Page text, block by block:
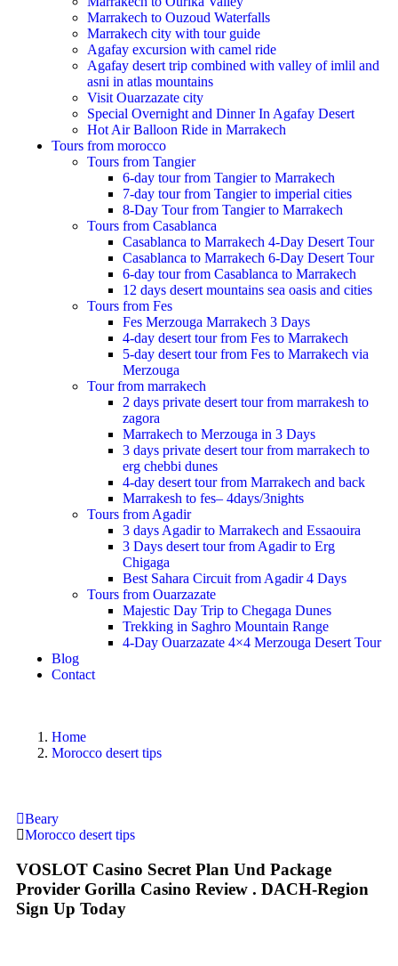
Marrakech to Ouzoud Waterfalls
Marrakech city with tour guide
Agafay excursion with camel ride
Agafay desert trip combined with valley of imlil and
asni in atlas mountains
Visit Ouarzazate city
Special Overnight and Dinner In Agafay Desert
Hot Air Balloon Ride in Marrakech
Tours from morocco
Tours from Tangier
6-day tour from Tangier to Marrakech
7-day tour from Tangier to imperial cities
8-Day Tour from Tangier to Marrakech
Tours from Casablanca
Casablanca to Marrakech 4-Day Desert Tour
Casablanca to Marrakech 6-Day Desert Tour
6-day tour from Casablanca to Marrakech
12 days desert mountains sea oasis and cities
Tours from Fes
Fes Merzouga Marrakech 3 Days
4-day desert tour from Fes to Marrakech
5-day desert tour from Fes to Marrakech via
Merzouga
Tour from marrakech
2 days private desert tour from marrakesh to
zagora
Marrakech to Merzouga in 3 Days
3 days private desert tour from marrakech to
erg chebbi dunes
4-day desert tour from Marrakech and back
Marrakesh to fes– 4days/3nights
Tours from Agadir
3 days Agadir to Marrakech and Essaouira
3 Days desert tour from Agadir to Erg
Chigaga
Best Sahara Circuit from Agadir 4 Days
Tours from Ouarzazate
Majestic Day Trip to Chegaga Dunes
Trekking in Saghro Mountain Range
4-Day Ouarzazate 4×4 Merzouga Desert Tour
Blog
Contact
Home
Morocco desert tips
Beary
Morocco desert tips
VOSLOT Casino Secret Plan Und Package
Provider Gorilla Casino Review . DACH-Region
Sign Up Today